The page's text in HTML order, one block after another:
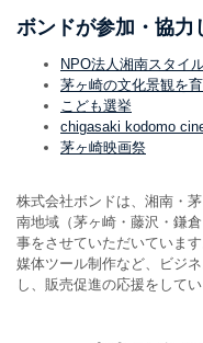
ボンドが参加・協力
NPO法人湘南スタイ
茅ヶ崎の文化景観を
こども選挙
chigasaki kodomo
茅ヶ崎映画祭
株式会社ボンドは、湘南・
南地域（茅ヶ崎・藤沢・鎌
事をさせていただいていま
媒体ツール制作など、ビジ
し、販売促進の応援をしてい